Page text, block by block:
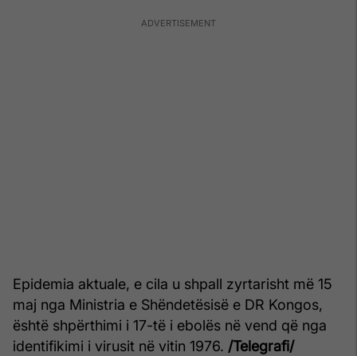
Epidemia aktuale, e cila u shpall zyrtarisht më 15
maj nga Ministria e Shëndetësisë e DR Kongos,
është shpërthimi i 17-të i ebolës në vend që nga
identifikimi i virusit në vitin 1976. /Telegrafi/